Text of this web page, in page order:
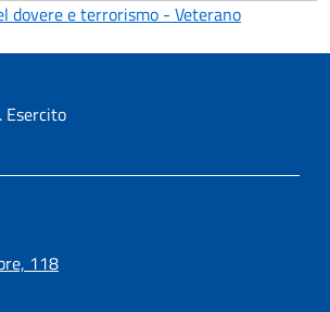
dovere e terrorismo - Veterano
Esercito
118